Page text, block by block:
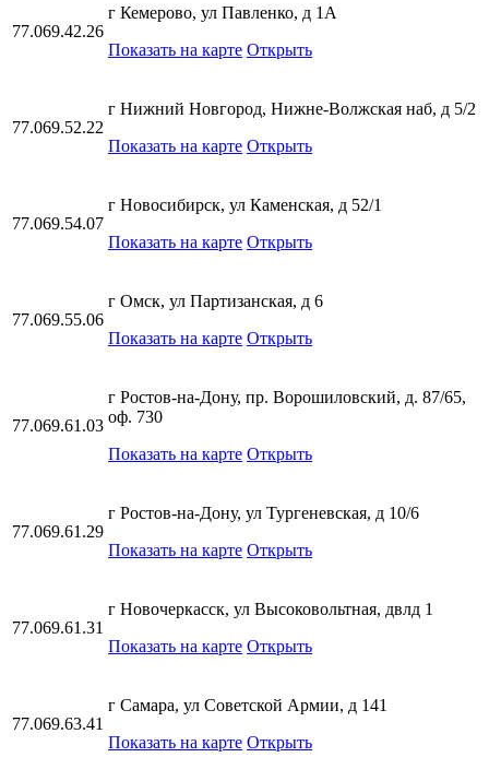
77.069.42.26
г Кемерово, ул Павленко, д 1А
Показать на карте Открыть
77.069.52.22
г Нижний Новгород, Нижне-Волжская наб, д 5/2
Показать на карте Открыть
77.069.54.07
г Новосибирск, ул Каменская, д 52/1
Показать на карте Открыть
77.069.55.06
г Омск, ул Партизанская, д 6
Показать на карте Открыть
77.069.61.03
г Ростов-на-Дону, пр. Ворошиловский, д. 87/65,
оф. 730
Показать на карте Открыть
77.069.61.29
г Ростов-на-Дону, ул Тургеневская, д 10/6
Показать на карте Открыть
77.069.61.31
г Новочеркасск, ул Высоковольтная, двлд 1
Показать на карте Открыть
77.069.63.41
г Самара, ул Советской Армии, д 141
Показать на карте Открыть